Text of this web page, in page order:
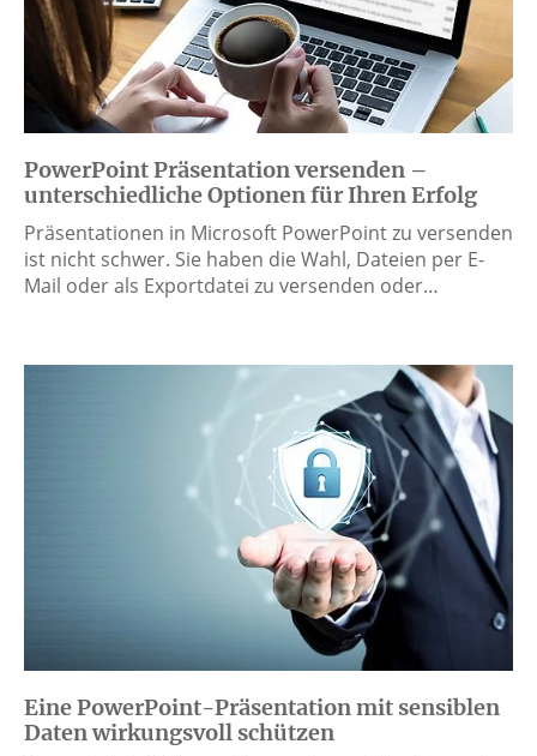
PowerPoint Präsentation versenden –
unterschiedliche Optionen für Ihren Erfolg
Präsentationen in Microsoft PowerPoint zu versenden
ist nicht schwer. Sie haben die Wahl, Dateien per E-
Mail oder als Exportdatei zu versenden oder…
Eine PowerPoint-Präsentation mit sensiblen
Daten wirkungsvoll schützen